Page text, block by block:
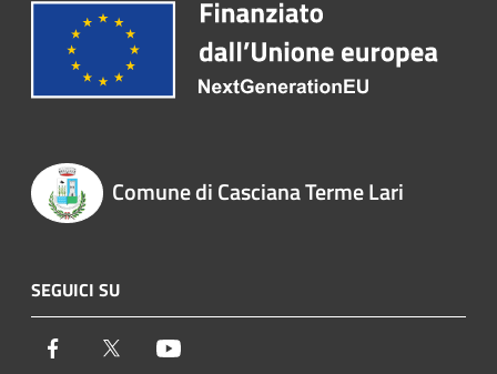
Comune di Casciana Terme Lari
SEGUICI SU
Facebook Twitter